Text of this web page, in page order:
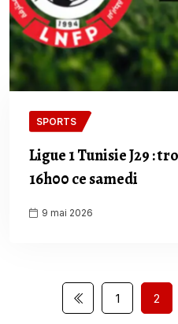
SPORTS
Ligue 1 Tunisie J29 :
16h00 ce samedi
9 mai 2026
1 2